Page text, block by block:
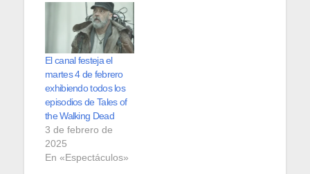
El canal festeja el
martes 4 de febrero
exhibiendo todos los
episodios de Tales of
the Walking Dead
3 de febrero de
2025
En «Espectáculos»